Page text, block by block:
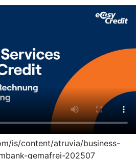
is/content/atruvia/business-
gemafrei-202507